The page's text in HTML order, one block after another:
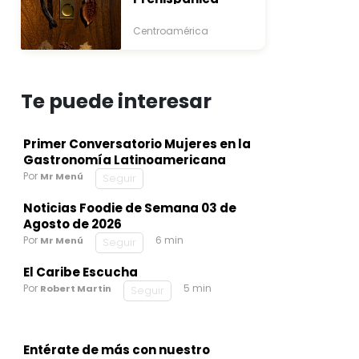
Centroamérica
Te puede interesar
Primer Conversatorio Mujeres en la
Gastronomía Latinoamericana
Por Mr Menú Seguir
Noticias Foodie de Semana 03 de
Agosto de 2026
Por Mr Menú Seguir 6 min
El Caribe Escucha
Por Robert Martin Seguir 5 min
Entérate de más con nuestro